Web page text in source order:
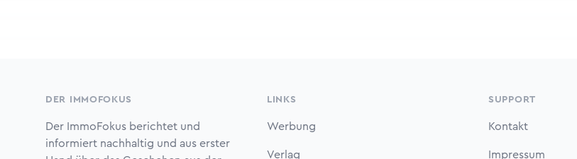
DER IMMOFOKUS
Der ImmoFokus berichtet und
informiert nachhaltig und aus erster
LINKS
Werbung
Verlag
SUPPORT
Kontakt
Impressum